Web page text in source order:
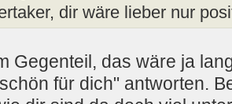
dir wäre lieber nur
Gegenteil, das wäre ja
für dich" antworten.